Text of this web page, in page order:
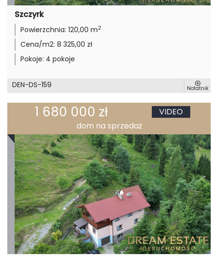
Szczyrk
Powierzchnia: 120,00 m2
Cena/m2: 8 325,00 zł
Pokoje: 4 pokoje
DEN-DS-159 Notatnik
1 680 000 zł
VIDEO
dom na sprzedaż